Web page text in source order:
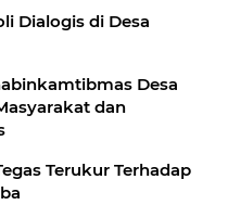
Dialogis di Desa
Desa
dan
Terukur Terhadap